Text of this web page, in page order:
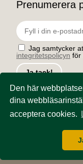
Den här
dina
acceptera cookies.
EKSJÖ
Prenumerera
Jag samtycker
integritetspolicyn för